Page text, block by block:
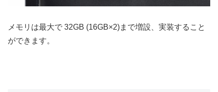
メモリは最大で 32GB (16GB×2)まで増設、実装すること
ができます。